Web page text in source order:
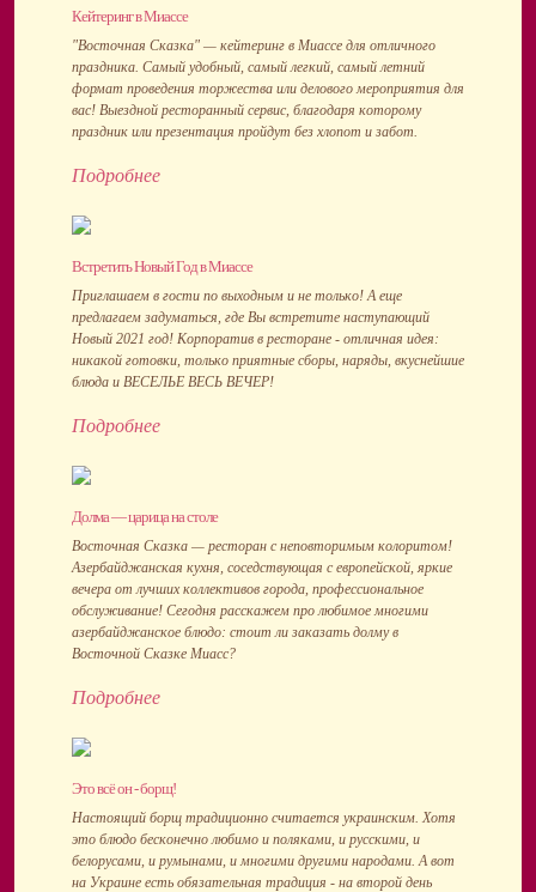
Кейтеринг в Миассе
"Восточная Сказка" — кейтеринг в Миассе для отличного
праздника. Самый удобный, самый легкий, самый летний
формат проведения торжества или делового мероприятия для
вас! Выездной ресторанный сервис, благодаря которому
праздник или презентация пройдут без хлопот и забот.
Подробнее
Встретить Новый Год в Миассе
Приглашаем в гости по выходным и не только! А еще
предлагаем задуматься, где Вы встретите наступающий
Новый 2021 год! Корпоратив в ресторане - отличная идея:
никакой готовки, только приятные сборы, наряды, вкуснейшие
блюда и ВЕСЕЛЬЕ ВЕСЬ ВЕЧЕР!
Подробнее
Долма — царица на столе
Восточная Сказка — ресторан с неповторимым колоритом!
Азербайджанская кухня, соседствующая с европейской, яркие
вечера от лучших коллективов города, профессиональное
обслуживание! Сегодня расскажем про любимое многими
азербайджанское блюдо: стоит ли заказать долму в
Восточной Сказке Миасс?
Подробнее
Это всё он - борщ!
Настоящий борщ традиционно считается украинским. Хотя
это блюдо бесконечно любимо и поляками, и русскими, и
белорусами, и румынами, и многими другими народами. А вот
на Украине есть обязательная традиция - на второй день